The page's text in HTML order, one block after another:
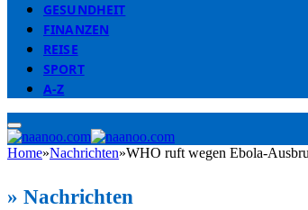
GESUNDHEIT
FINANZEN
REISE
SPORT
A-Z
Home»Nachrichten»WHO ruft wegen Ebola-
» Nachrichten